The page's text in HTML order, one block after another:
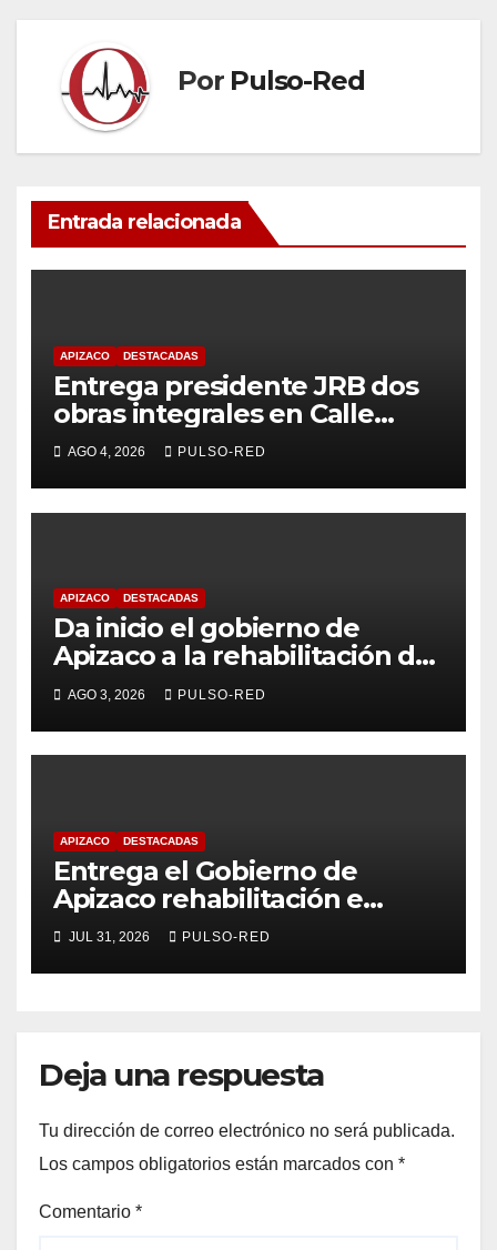
Por Pulso-Red
Entrada relacionada
APIZACO DESTACADAS
Entrega presidente JRB dos
obras integrales en Calle
Revolución, en Cerrito de
Guadalupe
AGO 4, 2026 PULSO-RED
APIZACO DESTACADAS
Da inicio el gobierno de
Apizaco a la rehabilitación de
plaza cívica y drenaje pluvial
en la Escuela Primaria Benito
Juárez
AGO 3, 2026 PULSO-RED
APIZACO DESTACADAS
​Entrega el Gobierno de
Apizaco rehabilitación e
impermeabilización de casi
mil metros cuadrados en la
Plaza Guadalupe
JUL 31, 2026 PULSO-RED
Deja una respuesta
Tu dirección de correo electrónico no será publicada.
Los campos obligatorios están marcados con *
Comentario *